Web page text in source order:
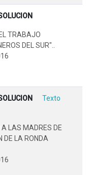
TRABAJO
DEL SUR"..
Texto
A LAS MADRES DE
DE LA RONDA